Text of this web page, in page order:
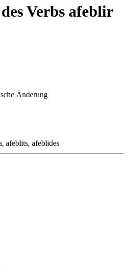
Verbs afeblir
Änderung
, afeblits, afeblides